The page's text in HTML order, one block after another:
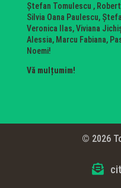
Ștefan Tomulescu ,
Silvia Oana Paulescu,
Veronica Ilas, Viviana
Alessia, Marcu Fabiana,
Noemi!
Vă mulțumim!
© 2026
